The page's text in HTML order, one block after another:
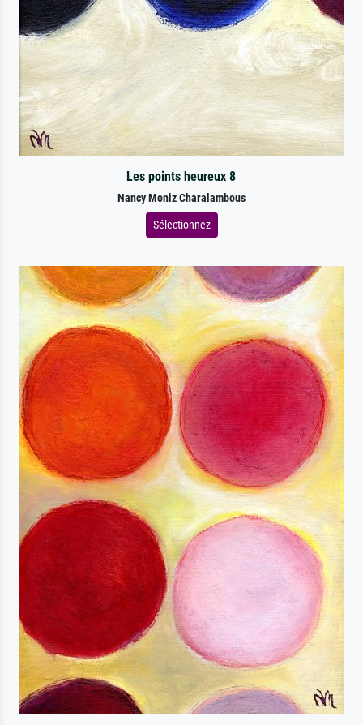
Les points heureux 8
Nancy Moniz Charalambous
Sélectionnez